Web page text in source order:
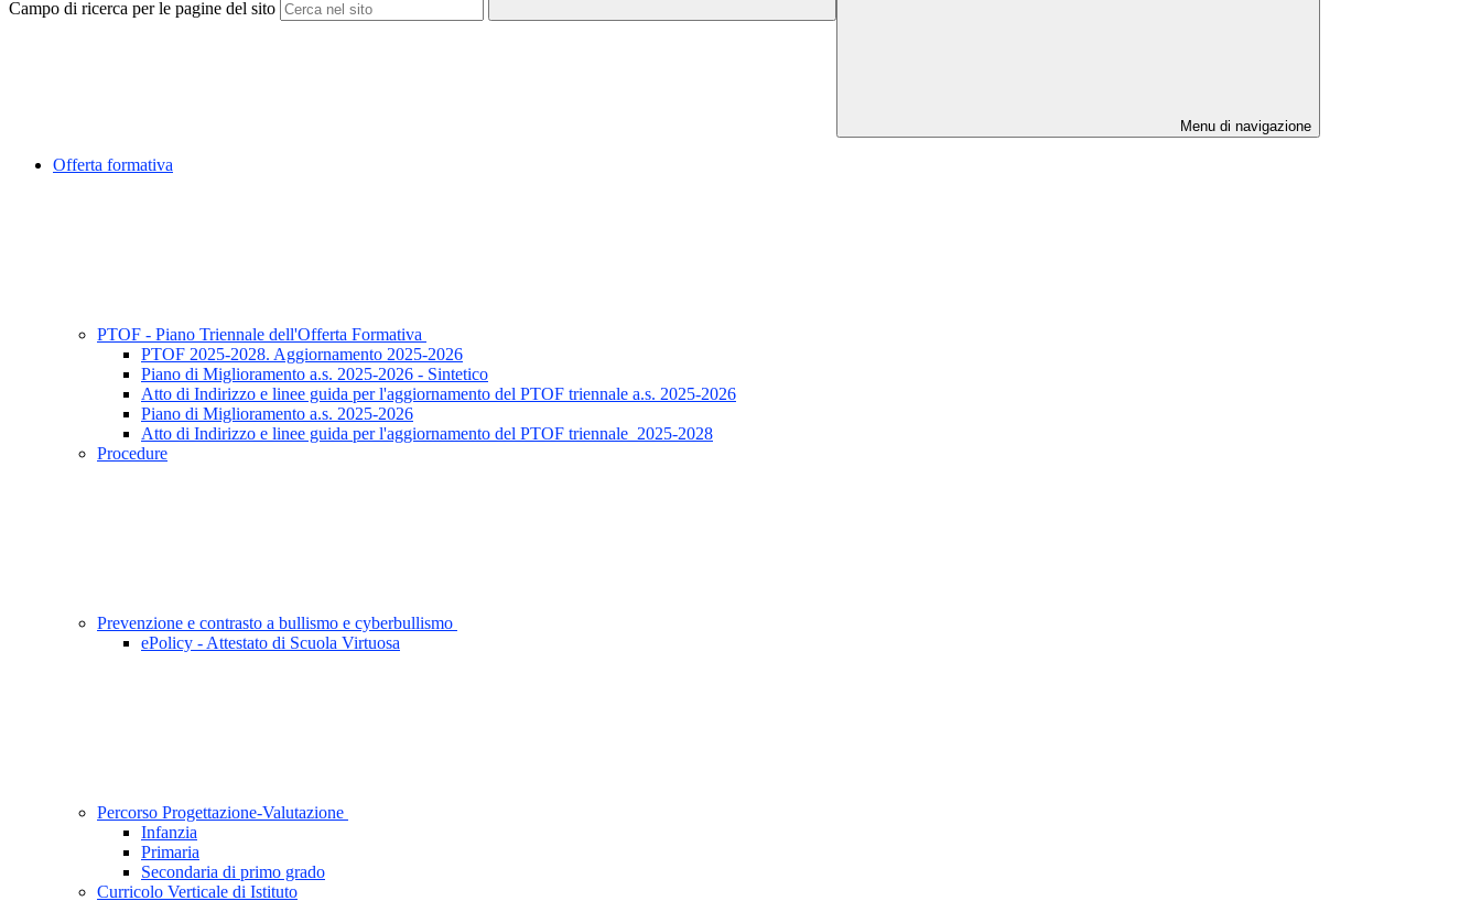
Campo di ricerca per le pagine del sito
Menu di navigazione
Offerta formativa
PTOF - Piano Triennale dell'Offerta Formativa
PTOF 2025-2028. Aggiornamento 2025-2026
Piano di Miglioramento a.s. 2025-2026 - Sintetico
Atto di Indirizzo e linee guida per l'aggiornamento del PTOF triennale a.s. 2025-2026
Piano di Miglioramento a.s. 2025-2026
Atto di Indirizzo e linee guida per l'aggiornamento del PTOF triennale_2025-2028
Procedure
Prevenzione e contrasto a bullismo e cyberbullismo
ePolicy - Attestato di Scuola Virtuosa
Percorso Progettazione-Valutazione
Infanzia
Primaria
Secondaria di primo grado
Curricolo Verticale di Istituto